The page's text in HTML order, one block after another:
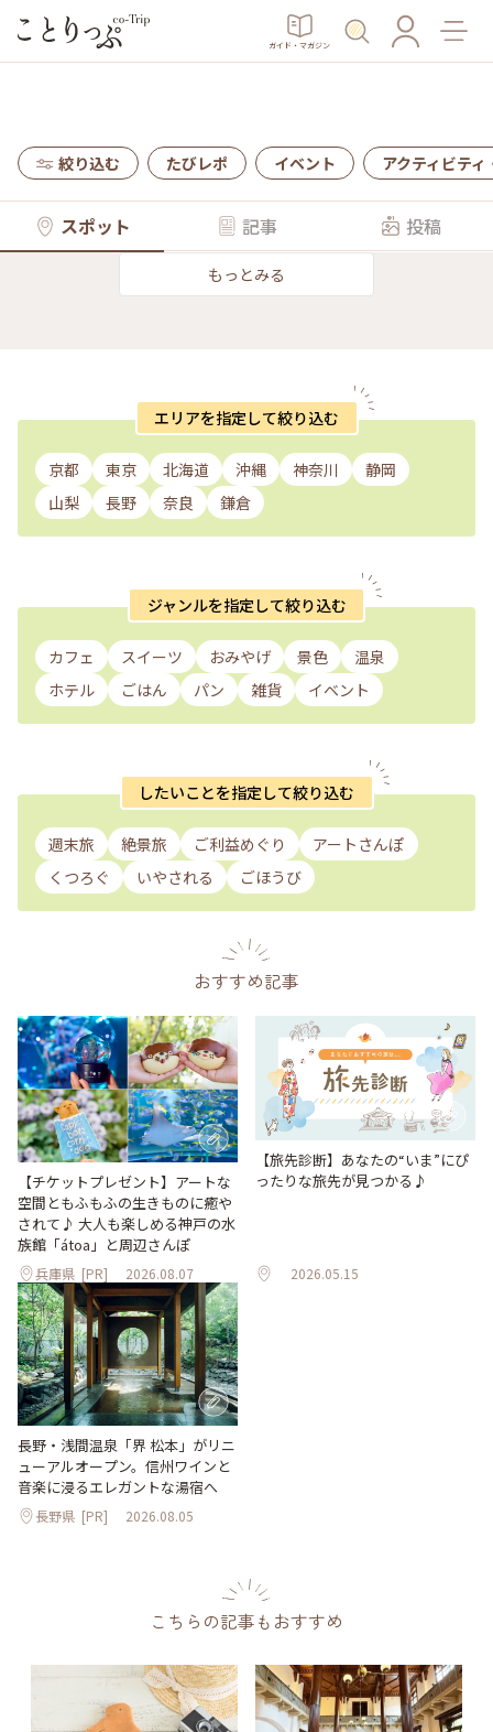
ガイド・マガジン
絞り込む たびレポ イベント アクティビティ
スポット 記事 投稿
もっとみる
エリアを指定して絞り込む
京都 東京 北海道 沖縄 神奈川
静岡
山梨
長野 奈良 鎌倉
ジャンルを指定して絞り込む
カフェ スイーツ おみやげ 景色
温泉
ホテル
ごはん パン 雑貨 イベント
したいことを指定して絞り込む
週末旅 絶景旅 ご利益めぐり
アートさんぽ
くつろぐ
いやされる ごほうび
おすすめ記事
【チケットプレゼント】アートな
空間ともふもふの生きものに癒や
されて♪ 大人も楽しめる神戸の水
族館「átoa」と周辺さんぽ
兵庫県 [PR] 2026.08.07
【旅先診断】あなたの“いま”にぴ
ったりな旅先が見つかる♪
2026.05.15
長野・浅間温泉「界 松本」がリニ
ューアルオープン。信州ワインと
音楽に浸るエレガントな湯宿へ
長野県 [PR] 2026.08.05
こちらの記事もおすすめ